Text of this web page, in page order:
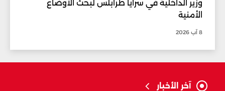
وزير الداخلية في سرايا طرابلس لبحث الأوضاع
الأمنية
8 آب 2026
آخر الأخبار